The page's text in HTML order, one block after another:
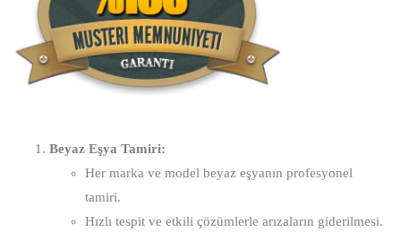
Beyaz Eşya Tamiri:
Her marka ve model beyaz eşyanın profesyonel
tamiri.
Hızlı tespit ve etkili çözümlerle arızaların giderilmesi.